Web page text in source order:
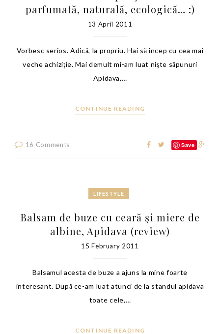
parfumată, naturală, ecologică… :)
13 April 2011
Vorbesc serios. Adică, la propriu. Hai să încep cu cea mai
veche achiziţie. Mai demult mi-am luat nişte săpunuri
Apidava,…
CONTINUE READING
16 Comments Save
LIFESTYLE
Balsam de buze cu ceară şi miere de
albine, Apidava (review)
15 February 2011
Balsamul acesta de buze a ajuns la mine foarte
interesant. După ce-am luat atunci de la standul apidava
toate cele,…
CONTINUE READING